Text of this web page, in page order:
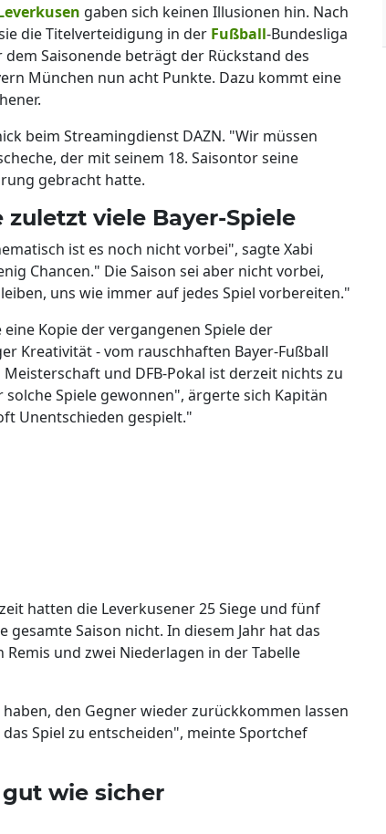
gaben sich keinen Illusionen hin. Nach
die Titelverteidigung in der Fußball-Bundesliga
Saisonende beträgt der Rückstand des
München nun acht Punkte. Dazu kommt eine
beim Streamingdienst DAZN. "Wir müssen
der mit seinem 18. Saisontor seine
gebracht hatte.
zuletzt viele Bayer-Spiele
ist es noch nicht vorbei", sagte Xabi
Chancen." Die Saison sei aber nicht vorbei,
uns wie immer auf jedes Spiel vorbereiten."
Kopie der vergangenen Spiele der
Kreativität - vom rauschhaften Bayer-Fußball
und DFB-Pokal ist derzeit nichts zu
Spiele gewonnen", ärgerte sich Kapitän
Unentschieden gespielt."
hatten die Leverkusener 25 Siege und fünf
Saison nicht. In diesem Jahr hat das
und zwei Niederlagen in der Tabelle
den Gegner wieder zurückkommen lassen
Spiel zu entscheiden", meinte Sportchef
wie sicher